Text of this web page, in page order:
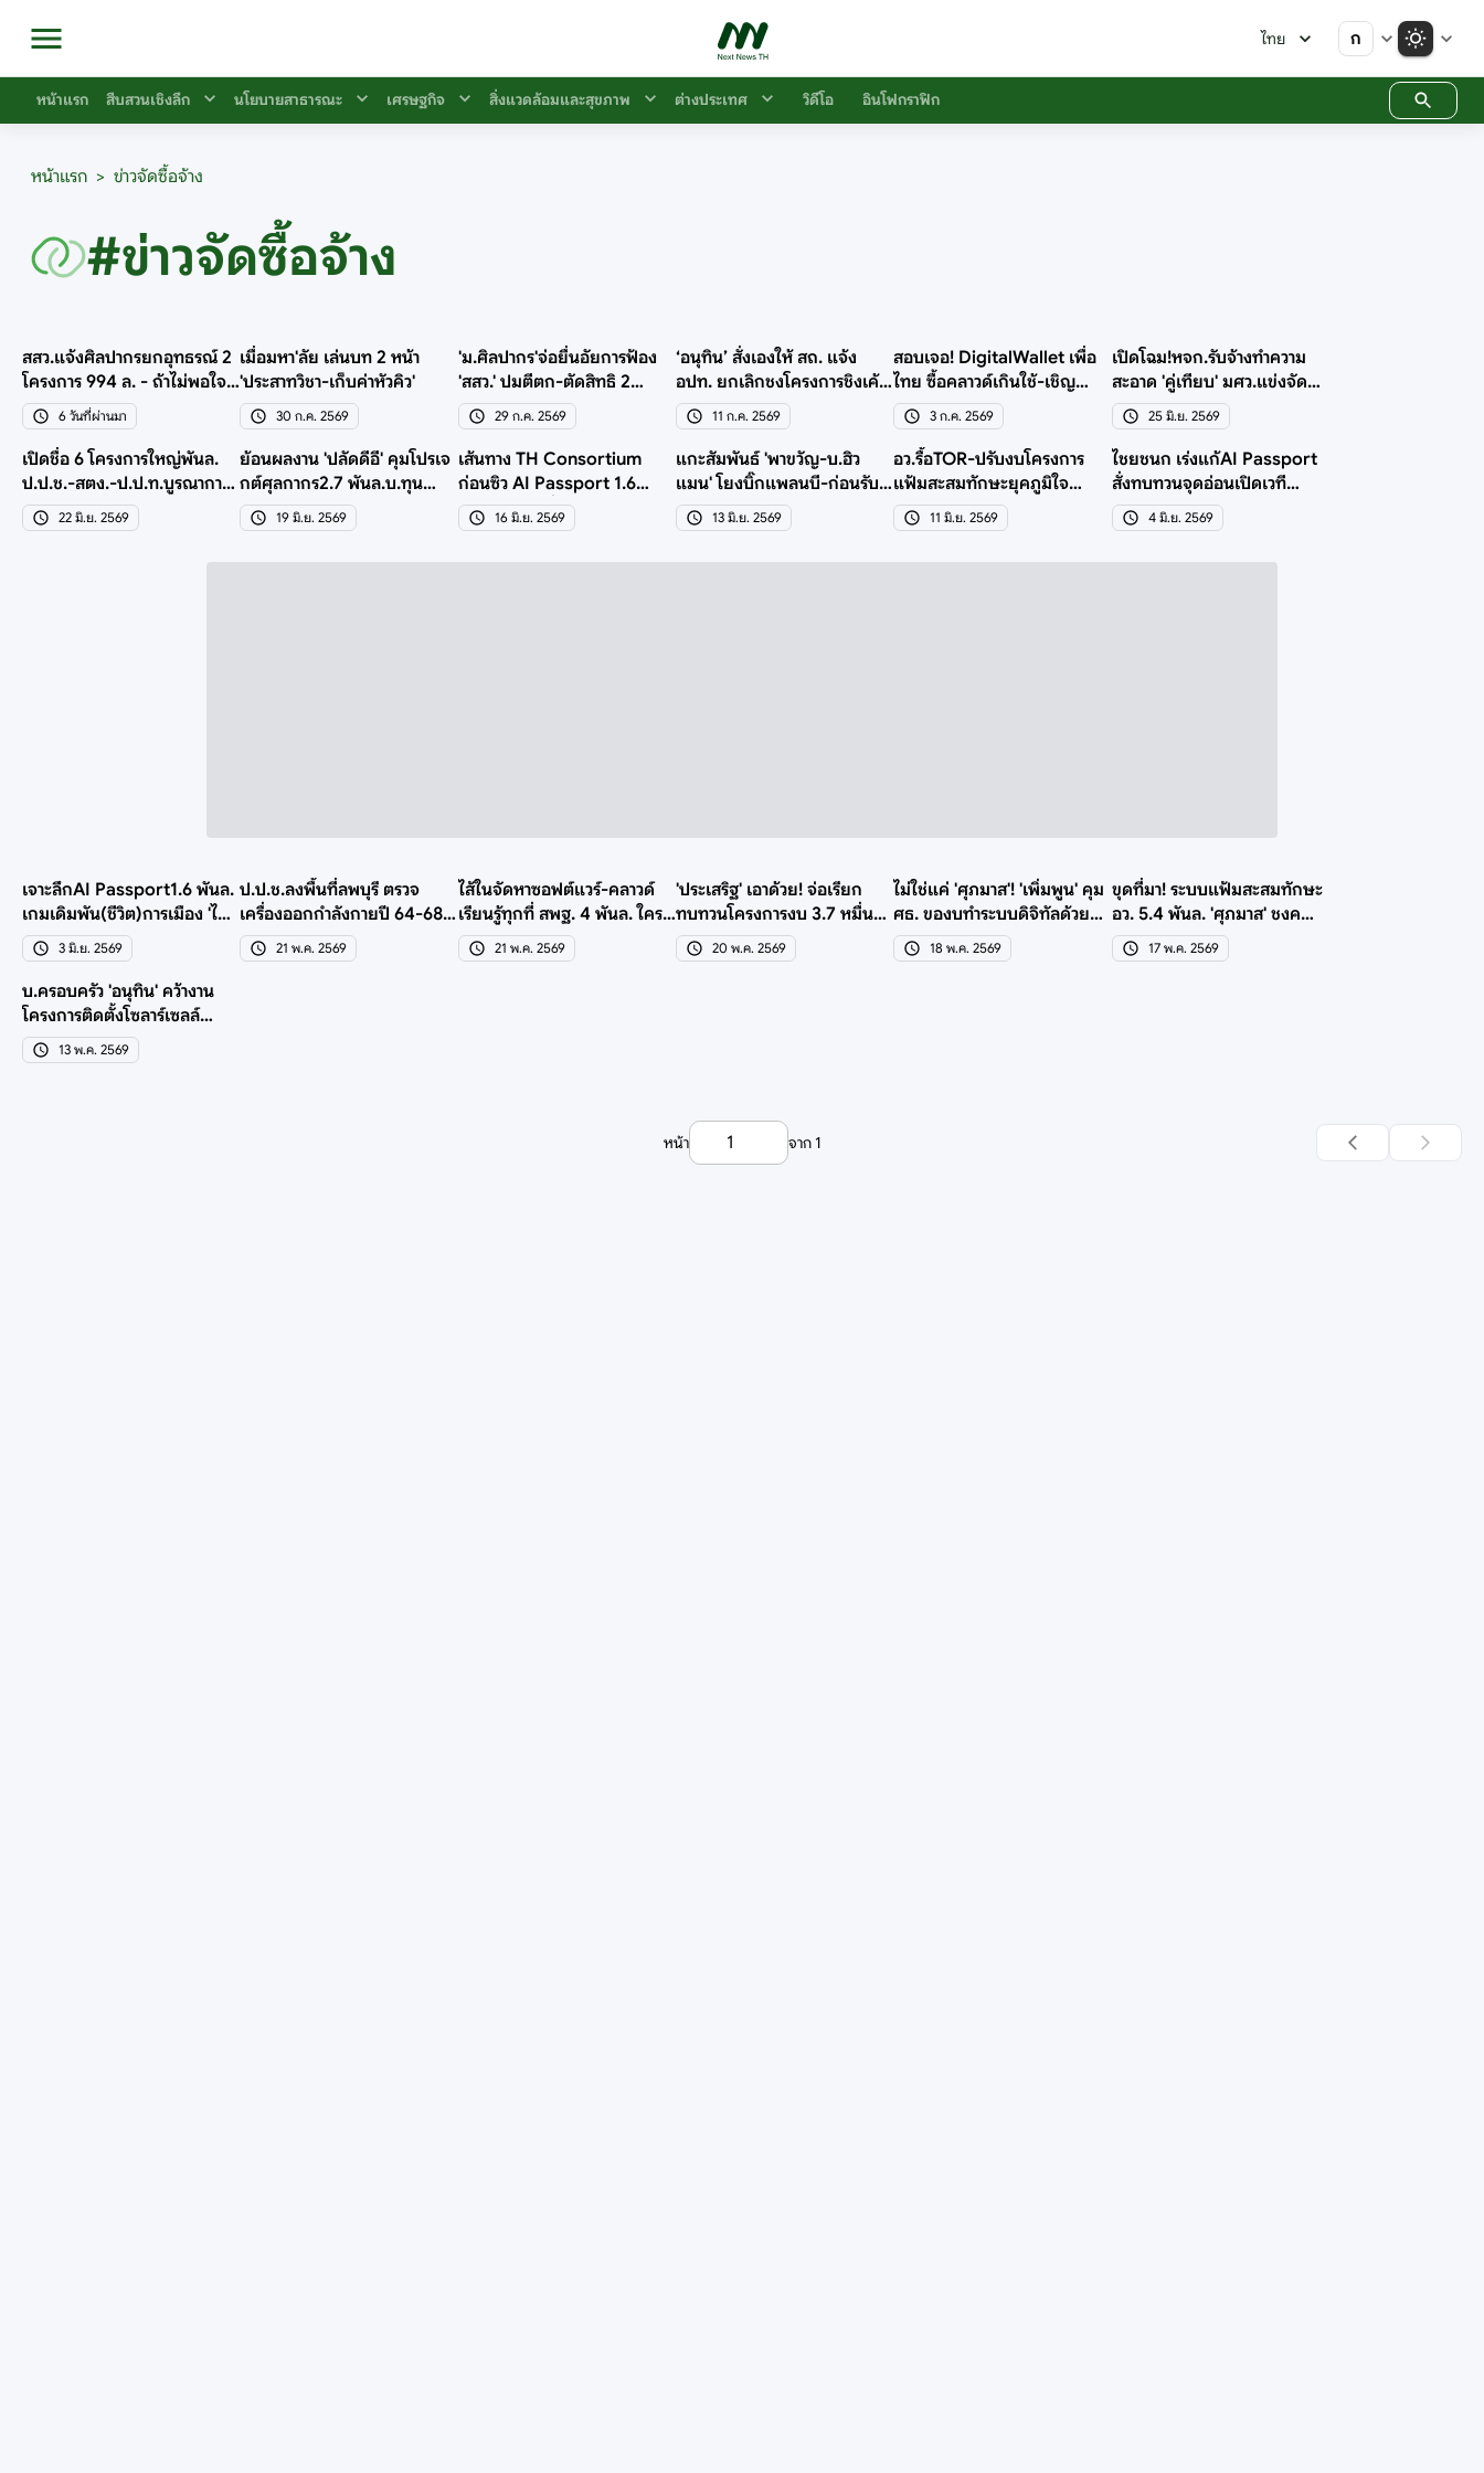
ไทย ก
หน้าแรก สืบสวนเชิงลึก นโยบายสาธารณะ เศรษฐกิจ สิ่งแวดล้อมและสุขภาพ ต่างประเทศ วิดีโอ อินโฟกราฟิก
หน้าแรก > ข่าวจัดซื้อจ้าง
#ข่าวจัดซื้อจ้าง
สสว.แจ้งศิลปากรยกอุทธรณ์ 2
โครงการ 994 ล. - ถ้าไม่พอใจ
ให้ฟ้องศาลปกครอง
6 วันที่ผ่านมา
เมื่อมหา'ลัย เล่นบท 2 หน้า
'ประสาทวิชา-เก็บค่าหัวคิว'
30 ก.ค. 2569
'ม.ศิลปากร'จ่อยื่นอัยการฟ้อง
'สสว.' ปมตีตก-ตัดสิทธิ 2
โครงการ 994 ล้าน
29 ก.ค. 2569
‘อนุทิน’ สั่งเองให้ สถ. แจ้ง
อปท. ยกเลิกชงโครงการชิงเค้ก
2 แสนล้าน
11 ก.ค. 2569
สอบเจอ! DigitalWallet เพื่อ
ไทย ซื้อคลาวด์เกินใช้-เชิญ
เสนอราคาเจ้าเดียว
3 ก.ค. 2569
เปิดโฉม!หจก.รับจ้างทำความ
สะอาด 'คู่เทียบ' มศว.แข่งจัด
สอบท้องถิ่น143 ล.
25 มิ.ย. 2569
เปิดชื่อ 6 โครงการใหญ่พันล.
ป.ป.ช.-สตง.-ป.ป.ท.บูรณาการ
สอบป้องกันทุจริต
22 มิ.ย. 2569
ย้อนผลงาน 'ปลัดดีอี' คุมโปรเจ
กต์ศุลกากร2.7 พันล.บ.ทุน
ฮ่องกงได้งานเพียบ
19 มิ.ย. 2569
เส้นทาง TH Consortium
ก่อนซิว AI Passport 1.6
พันล. ได้งานที่ไหนบ้าง?
16 มิ.ย. 2569
แกะสัมพันธ์ 'พาขวัญ-บ.ฮิว
แมน' โยงบิ๊กแพลนบี-ก่อนรับ
งาน AI Passport
13 มิ.ย. 2569
อว.รื้อTOR-ปรับงบโครงการ
แฟ้มสะสมทักษะยุคภูมิใจ
ไทย-2 เดือน ชงครม.ใหม่
11 มิ.ย. 2569
ไชยชนก เร่งแก้AI Passport
สั่งทบทวนจุดอ่อนเปิดเวที
สาธารณะฟังความเห็น
4 มิ.ย. 2569
เจาะลึกAI Passport1.6 พันล.
เกมเดิมพัน(ชีวิต)การเมือง 'ไชย
ชนก ชิดชอบ'
3 มิ.ย. 2569
ป.ป.ช.ลงพื้นที่ลพบุรี ตรวจ
เครื่องออกกำลังกายปี 64-68
ใช้งบเฉียด 300 ล.
21 พ.ค. 2569
ไส้ในจัดหาซอฟต์แวร์-คลาวด์
เรียนรู้ทุกที่ สพฐ. 4 พันล. ใคร
ได้งานไป?21 พ.ค. 2569
'ประเสริฐ' เอาด้วย! จ่อเรียก
ทบทวนโครงการงบ 3.7 หมื่นล.
ยุคภูมิใจไทย
20 พ.ค. 2569
ไม่ใช่แค่ 'ศุภมาส'! 'เพิ่มพูน' คุม
ศธ. ของบทำระบบดิจิทัลด้วย
4.2 พันล.18 พ.ค. 2569
ขุดที่มา! ระบบแฟ้มสะสมทักษะ
อว. 5.4 พันล. 'ศุภมาส' ชงค
รม.ยุคแพทองธาร
17 พ.ค. 2569
บ.ครอบครัว 'อนุทิน' คว้างาน
โครงการติดตั้งโซลาร์เซลล์
ม.อุบลฯ 106.3 ล.
13 พ.ค. 2569
หน้า จาก 1